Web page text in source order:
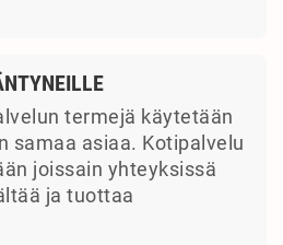
termejä käytetään
samaa asiaa. Kotipalvelu
joissain yhteyksissä
ja tuottaa